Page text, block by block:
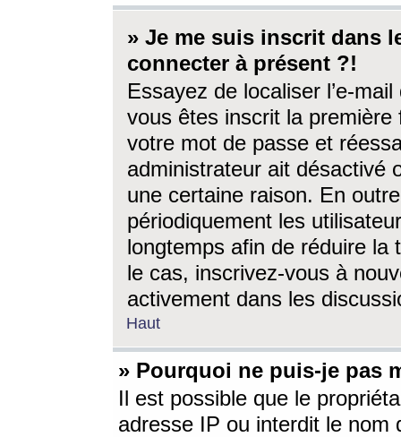
» Je me suis inscrit dans
connecter à présent ?!
Essayez de localiser l’e-
vous êtes inscrit la première
votre mot de passe et
administrateur ait désactivé
une certaine raison. En
périodiquement les
longtemps afin de réduire la
le cas, inscrivez-vous à
activement dans les
Haut
» Pourquoi ne puis-je pas
Il est possible que le
adresse IP ou interdit le nom